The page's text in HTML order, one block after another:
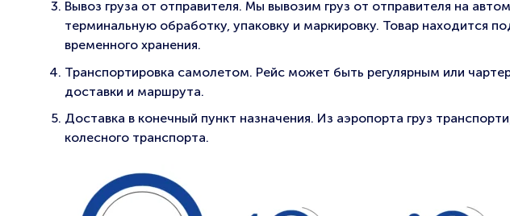
Вывоз груза от отправителя. Мы вывозим груз от отправителя на
терминальную обработку, упаковку и маркировку. Товар находится
временного хранения.
Транспортировка самолетом. Рейс может быть регулярным или
доставки и маршрута.
Доставка в конечный пункт назначения. Из аэропорта груз
колесного транспорта.